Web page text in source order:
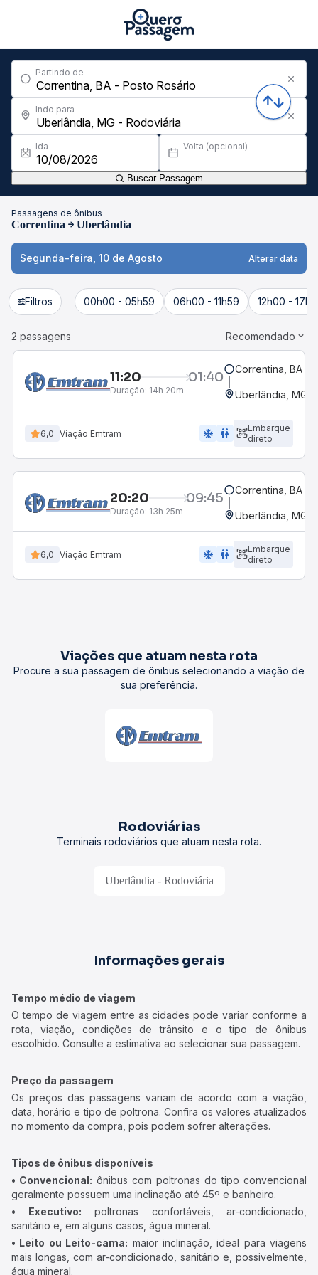
Partindo de
Indo para
Ida Volta (opcional)
Buscar Passagem
Passagens de ônibus
Correntina Uberlândia
Segunda-feira, 10 de Agosto Alterar data
Filtros 00h00 - 05h59 06h00 - 11h59 12h00 -
2 passagens Recomendado
11:20 01:40
Duração: 14h 20m
Correntina, BA -
Uberlândia, MG -
6,0 Viação Emtram ac_unit wc
Embarque
direto
20:20 09:45
Duração: 13h 25m
Correntina, BA -
Uberlândia, MG -
6,0 Viação Emtram ac_unit wc
Embarque
direto
Viações que atuam nesta rota
Procure a sua passagem de ônibus selecionando a viação de
sua preferência.
Rodoviárias
Terminais rodoviários que atuam nesta rota.
Uberlândia - Rodoviária
Informações gerais
Tempo médio de viagem
O tempo de viagem entre as cidades pode variar conforme a
rota, viação, condições de trânsito e o tipo de ônibus
escolhido. Consulte a estimativa ao selecionar sua passagem.
Preço da passagem
Os preços das passagens variam de acordo com a viação,
data, horário e tipo de poltrona. Confira os valores atualizados
no momento da compra, pois podem sofrer alterações.
Tipos de ônibus disponíveis
• Convencional: ônibus com poltronas do tipo convencional
geralmente possuem uma inclinação até 45º e banheiro.
• Executivo: poltronas confortáveis, ar-condicionado,
sanitário e, em alguns casos, água mineral.
• Leito ou Leito-cama: maior inclinação, ideal para viagens
mais longas, com ar-condicionado, sanitário e, possivelmente,
água mineral.